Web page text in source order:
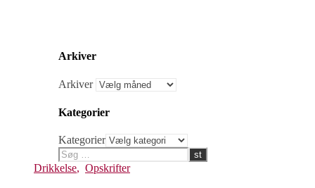
Arkiver
Arkiver
Kategorier
Kategorier
Drikkelse, Opskrifter